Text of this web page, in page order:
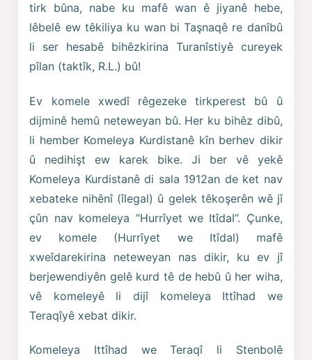
tirk bûna, nabe ku mafê wan ê jiyanê hebe,
lêbelê ew têkiliya ku wan bi Taşnaqê re danîbû
li ser hesabê bihêzkirina Turanîstiyê cureyek
pîlan (taktîk, R.L.) bû!
Ev komele xwedî rêgezeke tirkperest bû û
dijminê hemû neteweyan bû. Her ku bihêz dibû,
li hember Komeleya Kurdistanê kîn berhev dikir
û nedihişt ew karek bike. Ji ber vê yekê
Komeleya Kurdistanê di sala 1912an de ket nav
xebateke nihênî (îlegal) û gelek têkoşerên wê jî
çûn nav komeleya “Hurrîyet we Itîdal”. Çunke,
ev komele (Hurrîyet we Itîdal) mafê
xweîdarekirina neteweyan nas dikir, ku ev jî
berjewendiyên gelê kurd tê de hebû û her wiha,
vê komeleyê li dijî komeleya Ittîhad we
Teraqîyê xebat dikir.
Komeleya Ittîhad we Teraqî li Stenbolê